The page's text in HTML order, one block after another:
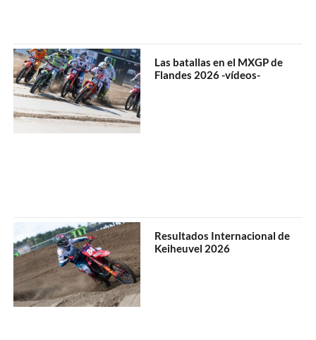
Las batallas en el MXGP de
Flandes 2026 -vídeos-
Resultados Internacional de
Keiheuvel 2026